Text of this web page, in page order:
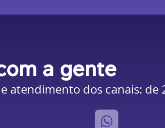
a gente
atendimento dos canais: de